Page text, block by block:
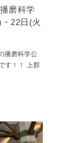
磨科学
22日(火
播磨科学公
す！！ 上郡